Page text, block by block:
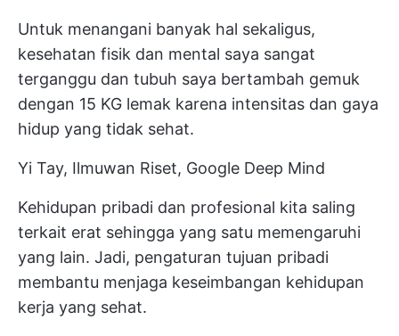
Untuk menangani banyak hal sekaligus,
kesehatan fisik dan mental saya sangat
terganggu dan tubuh saya bertambah gemuk
dengan 15 KG lemak karena intensitas dan gaya
hidup yang tidak sehat.
Yi Tay, Ilmuwan Riset, Google Deep Mind
Kehidupan pribadi dan profesional kita saling
terkait erat sehingga yang satu memengaruhi
yang lain. Jadi, pengaturan tujuan pribadi
membantu menjaga keseimbangan kehidupan
kerja yang sehat.